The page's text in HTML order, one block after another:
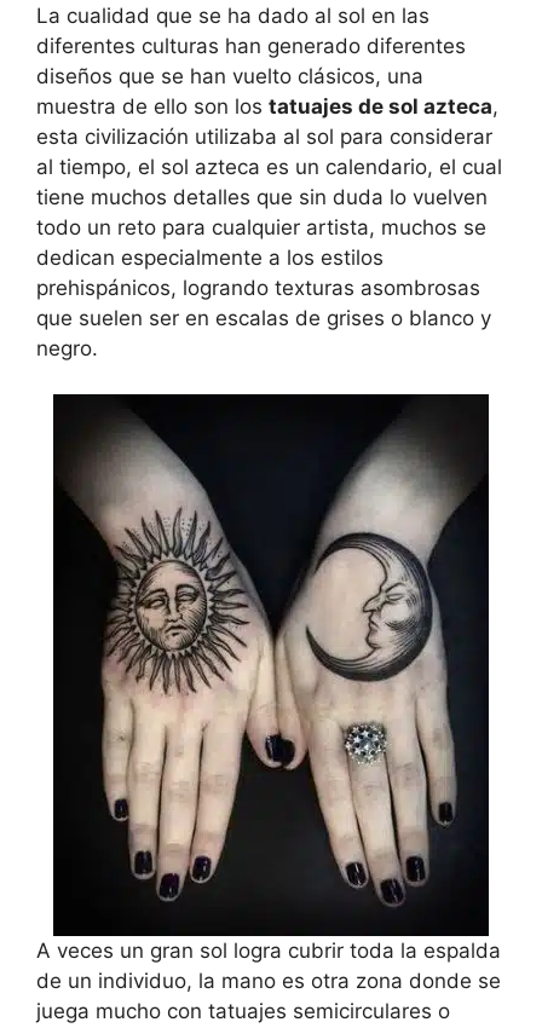
La cualidad que se ha dado al sol en las
diferentes culturas han generado diferentes
diseños que se han vuelto clásicos, una
muestra de ello son los tatuajes de sol azteca,
esta civilización utilizaba al sol para considerar
al tiempo, el sol azteca es un calendario, el cual
tiene muchos detalles que sin duda lo vuelven
todo un reto para cualquier artista, muchos se
dedican especialmente a los estilos
prehispánicos, logrando texturas asombrosas
que suelen ser en escalas de grises o blanco y
negro.
A veces un gran sol logra cubrir toda la espalda
de un individuo, la mano es otra zona donde se
juega mucho con tatuajes semicirculares o